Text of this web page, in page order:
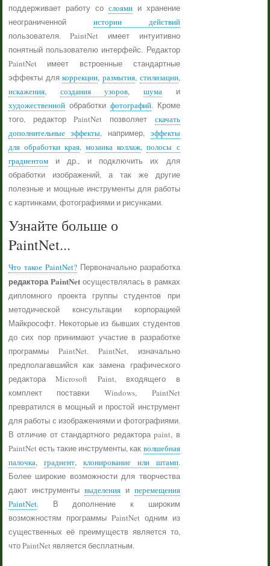
поддерживает работу со слоямии хранение
неограниченной истории действий
пользователя. PaintNet имеет интуитивно
понятный пользователю интерфейс. Редактор
PaintNet имеет встроенные стандартные
эффекты длякоррекции, размытия, стилизации,
искажения, создания узоров, шумаи
художественнойобработки фотографий. Кроме
того, редактор PaintNet позволяет скачать
дополнительные эффекты, например, эффекты
для обработки края,мозаика коллаж,полосы с
градиентоми др., и подключить их для
обработки изображений, а так же другие
полезные и мощные инструменты для работы
с картинками, фотографиями и рисунками.
Узнайте больше о
PaintNet...
Что такое PaintNet?Первоначально разработка
редактора PaintNet осуществлялась в рамках
дипломного проекта группы студентов при
методической консультации корпорацией
Майкрософт. Некоторые из бывших студентов
до сих пор принимают участие в разработке
программы PaintNet. PaintNet, изначально
предполагавшийся как замена графического
редактора Microsoft Paint, входящего в
комплект поставки Windows, PaintNet
превратился в мощный и простой инструмент
для работы с изображениями и фотографиями.
В отличие от стандартного редактора paint, в
PaintNet есть такие инструменты, как волшебная
палочка, градиент, клонирование или штамп.
Более широкие возможности для творчества
дают инструменты выделенияи перемещения
PaintNet. В дополнение к широким
возможностям программы PaintNet одним из
существенных её преимуществ является то,
что PaintNet является бесплатным.